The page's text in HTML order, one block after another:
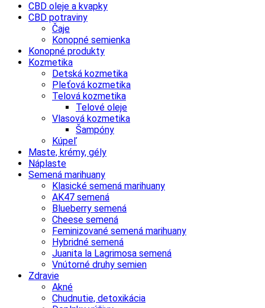
CBD oleje a kvapky
CBD potraviny
Čaje
Konopné semienka
Konopné produkty
Kozmetika
Detská kozmetika
Pleťová kozmetika
Telová kozmetika
Telové oleje
Vlasová kozmetika
Šampóny
Kúpeľ
Maste, krémy, gély
Náplaste
Semená marihuany
Klasické semená marihuany
AK47 semená
Blueberry semená
Cheese semená
Feminizované semená marihuany
Hybridné semená
Juanita la Lagrimosa semená
Vnútorné druhy semien
Zdravie
Akné
Chudnutie, detoxikácia